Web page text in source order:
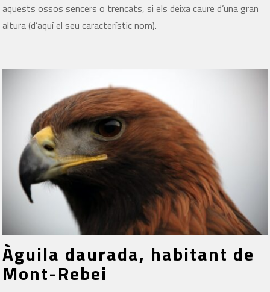
aquests ossos sencers o trencats, si els deixa caure d’una gran
altura (d’aquí el seu característic nom).
Àguila daurada, habitant de
Mont-Rebei